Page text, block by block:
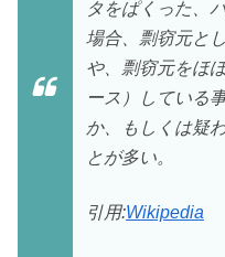
タをぱくった、
場合、剽窃元と
や、剽窃元をほ
ース）している
か、もしくは疑
とが多い。
引用:Wikipedia